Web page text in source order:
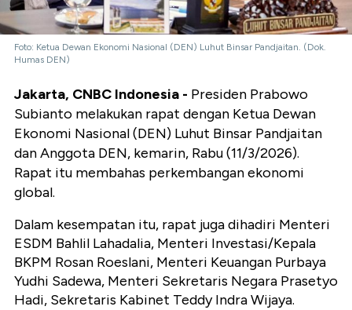
Foto: Ketua Dewan Ekonomi Nasional (DEN) Luhut Binsar Pandjaitan. (Dok.
Humas DEN)
Jakarta, CNBC Indonesia - Presiden Prabowo
Subianto melakukan rapat dengan Ketua Dewan
Ekonomi Nasional (DEN) Luhut Binsar Pandjaitan
dan Anggota DEN, kemarin, Rabu (11/3/2026).
Rapat itu membahas perkembangan ekonomi
global.
Dalam kesempatan itu, rapat juga dihadiri Menteri
ESDM Bahlil Lahadalia, Menteri Investasi/Kepala
BKPM Rosan Roeslani, Menteri Keuangan Purbaya
Yudhi Sadewa, Menteri Sekretaris Negara Prasetyo
Hadi, Sekretaris Kabinet Teddy Indra Wijaya.